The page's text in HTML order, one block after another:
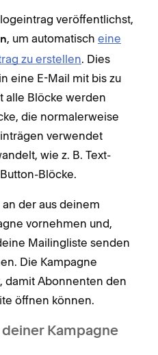
veröffentlichst,
, um automatisch eine
zu erstellen. Dies
eine E-Mail mit bis zu
alle Blöcke werden
die normalerweise
verwendet
wie z. B. Text-
Blöcke.
der aus deinem
vornehmen und,
Mailingliste senden
Die Kampagne
damit Abonnenten den
öffnen können.
Kampagne